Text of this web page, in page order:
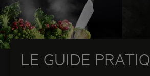
LE GUIDE